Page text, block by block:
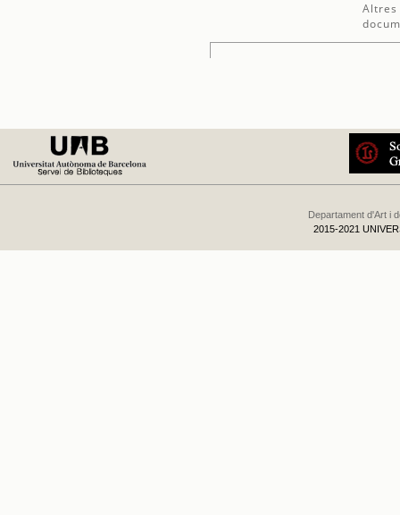
Altres
Departament d'Art i
2015-2021